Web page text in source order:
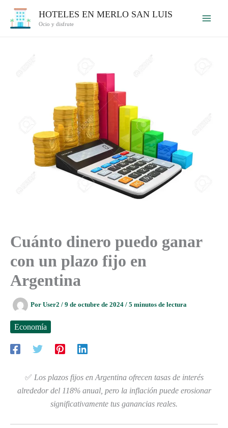
HOTELES EN MERLO SAN LUIS
Ocio y disfrute
Cuánto dinero puedo ganar
con un plazo fijo en
Argentina
Por User2 / 9 de octubre de 2024 / 5 minutos de lectura
Economía
✅ Los plazos fijos en Argentina ofrecen tasas de interés
alrededor del 118% anual, pero la inflación puede erosionar
significativamente tus ganancias reales.